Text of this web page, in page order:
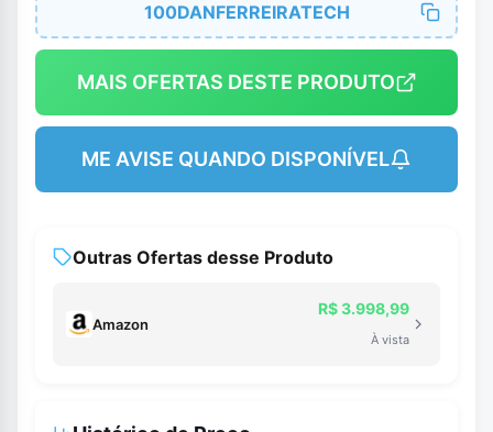
100DANFERREIRATECH
MAIS OFERTAS DESTE PRODUTO
ME AVISE QUANDO DISPONÍVEL
Outras Ofertas desse Produto
Amazon
R$ 3.998,99
À vista